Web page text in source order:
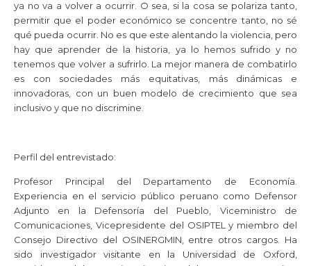
ya no va a volver a ocurrir. O sea, si la cosa se polariza tanto,
permitir que el poder económico se concentre tanto, no sé
qué pueda ocurrir. No es que este alentando la violencia, pero
hay que aprender de la historia, ya lo hemos sufrido y no
tenemos que volver a sufrirlo. La mejor manera de combatirlo
es con sociedades más equitativas, más dinámicas e
innovadoras, con un buen modelo de crecimiento que sea
inclusivo y que no discrimine.
Perfil del entrevistado:
Profesor Principal del Departamento de Economía.
Experiencia en el servicio público peruano como Defensor
Adjunto en la Defensoría del Pueblo, Viceministro de
Comunicaciones, Vicepresidente del OSIPTEL y miembro del
Consejo Directivo del OSINERGMIN, entre otros cargos. Ha
sido investigador visitante en la Universidad de Oxford,